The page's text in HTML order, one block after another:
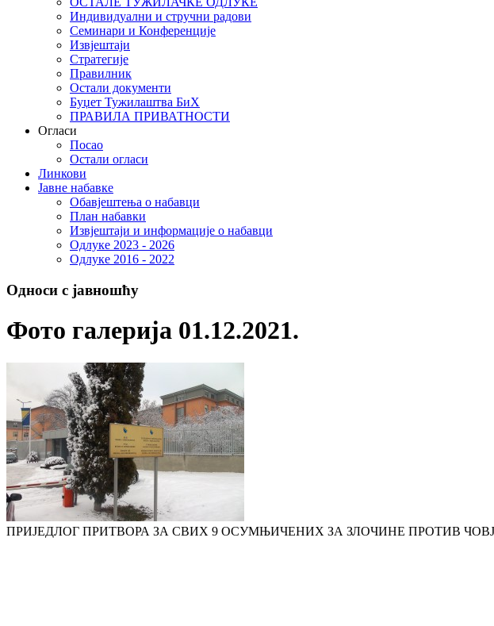
Индивидуални и стручни радови
Семинари и Конференције
Извјештаји
Стратегије
Правилник
Остали документи
Буџет Тужилаштва БиХ
ПРАВИЛА ПРИВАТНОСТИ
Огласи
Посао
Остали огласи
Линкови
Јавне набавке
Обавјештења о набавци
План набавки
Извјештаји и информације о набавци
Одлуке 2023 - 2026
Одлуке 2016 - 2022
Односи с јавношћу
Фото галерија 01.12.2021.
ПРИЈЕДЛОГ ПРИТВОРА ЗА СВИХ 9 ОСУМЊИЧЕНИХ ЗА ЗЛОЧИНЕ ПРОТИВ